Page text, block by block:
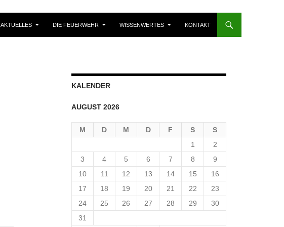
AKTUELLES DIE FEUERWEHR WISSENWERTES KONTAKT
KALENDER
AUGUST 2026
M D M D F S S
1
2
3
4 5 6 7 8
9
10
11 12 13 14 15
16
17
18 19 20 21 22
23
24
25 26 27 28 29
30
31